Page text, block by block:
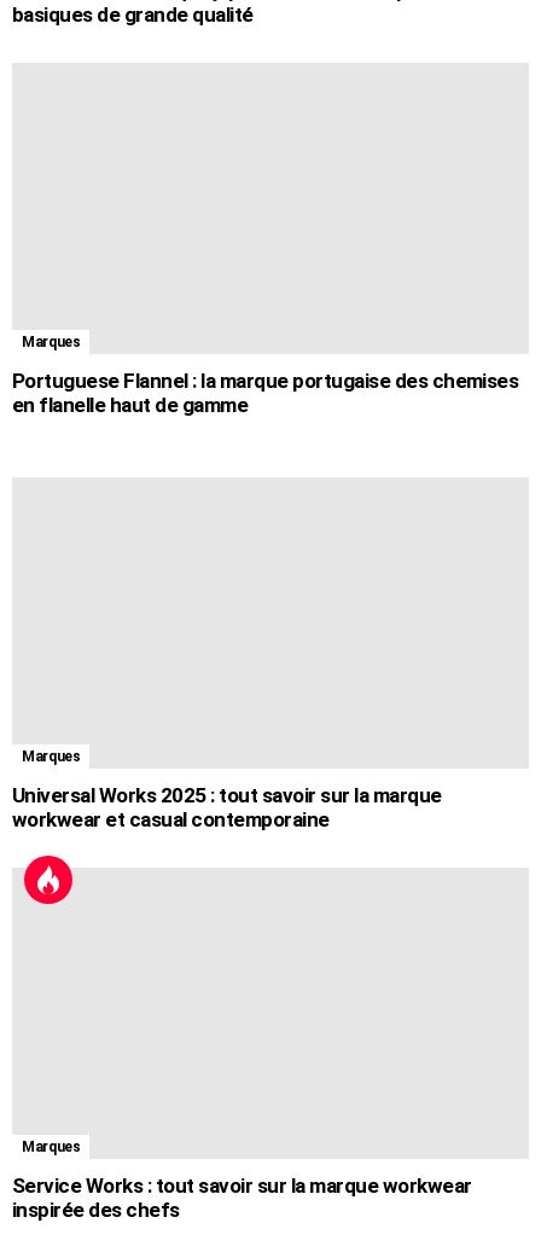
basiques de grande qualité
Marques
Portuguese Flannel : la marque portugaise des chemises
en flanelle haut de gamme
Marques
Universal Works 2025 : tout savoir sur la marque
workwear et casual contemporaine
Marques
Service Works : tout savoir sur la marque workwear
inspirée des chefs